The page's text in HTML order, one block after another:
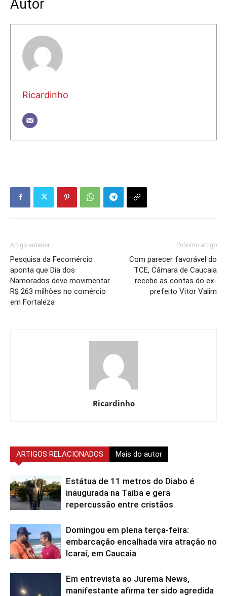
Autor
Ricardinho
Artigo anterior
Pesquisa da Fecomércio
aponta que Dia dos
Namorados deve movimentar
R$ 263 milhões no comércio
em Fortaleza
Próximo artigo
Com parecer favorável do
TCE, Câmara de Caucaia
recebe as contas do ex-
prefeito Vitor Valim
Ricardinho
ARTIGOS RELACIONADOS Mais do autor
Estátua de 11 metros do Diabo é
inaugurada na Taíba e gera
repercussão entre cristãos
Domingou em plena terça-feira:
embarcação encalhada vira atração no
Icaraí, em Caucaia
Em entrevista ao Jurema News,
manifestante afirma ter sido agredida